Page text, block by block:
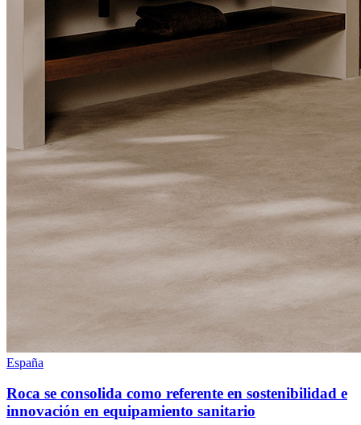
España
Roca se consolida como referente en sostenibilidad e
innovación en equipamiento sanitario